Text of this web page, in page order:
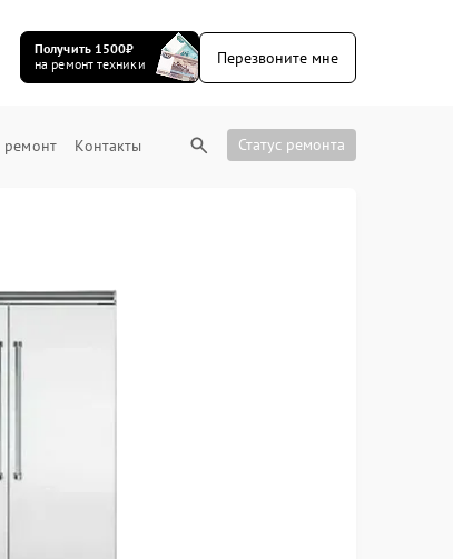
Получить 1500₽
на ремонт техники
Перезвоните мне
ремонт Контакты Статус ремонта